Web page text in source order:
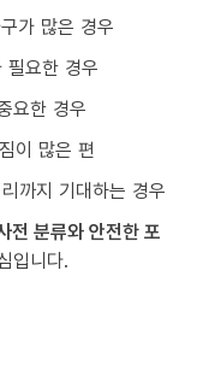
가 많은 경우
필요한 경우
요한 경우
이 많은 편
까지 기대하는 경우
전 분류와 안전한 포
입니다.